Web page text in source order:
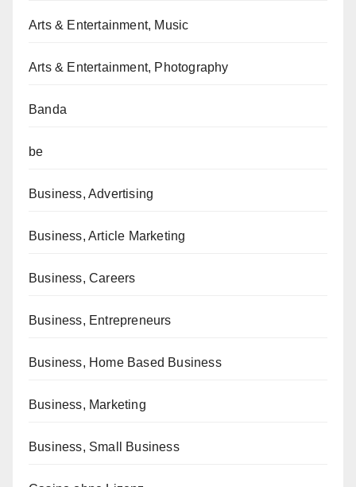
Arts & Entertainment, Music
Arts & Entertainment, Photography
Banda
be
Business, Advertising
Business, Article Marketing
Business, Careers
Business, Entrepreneurs
Business, Home Based Business
Business, Marketing
Business, Small Business